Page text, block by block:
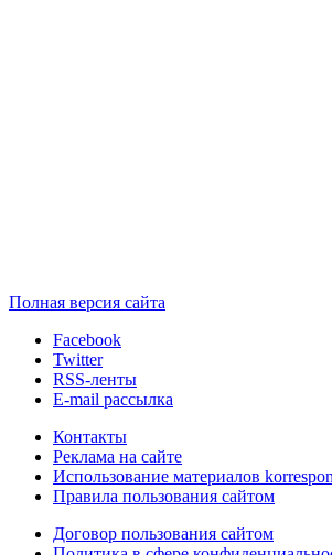
Полная версия сайта
Facebook
Twitter
RSS-ленты
E-mail рассылка
Контакты
Реклама на сайте
Использование материалов
Правила пользования сайтом
Договор пользования сайтом